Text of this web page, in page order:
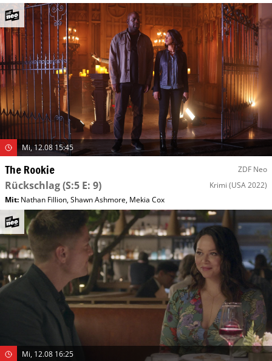
Mi, 12.08 15:45
The Rookie ZDF Neo
Rückschlag(S:5 E: 9) Krimi (USA 2022)
Mit: Nathan Fillion,Shawn Ashmore, Mekia Cox
Mi, 12.08 16:25